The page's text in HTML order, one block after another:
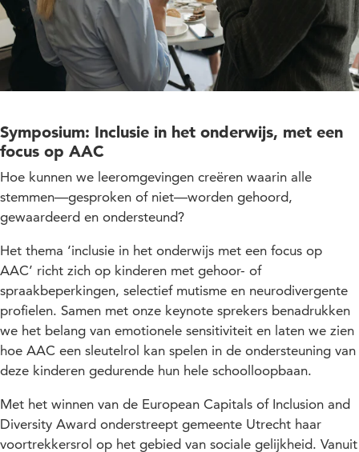
Symposium: Inclusie in het onderwijs, met een
focus op AAC
Hoe kunnen we leeromgevingen creëren waarin alle
stemmen—gesproken of niet—worden gehoord,
gewaardeerd en ondersteund?
Het thema ‘inclusie in het onderwijs met een focus op
AAC’ richt zich op kinderen met gehoor- of
spraakbeperkingen, selectief mutisme en neurodivergente
profielen. Samen met onze keynote sprekers benadrukken
we het belang van emotionele sensitiviteit en laten we zien
hoe AAC een sleutelrol kan spelen in de ondersteuning van
deze kinderen gedurende hun hele schoolloopbaan.
Met het winnen van de European Capitals of Inclusion and
Diversity Award onderstreept gemeente Utrecht haar
voortrekkersrol op het gebied van sociale gelijkheid. Vanuit